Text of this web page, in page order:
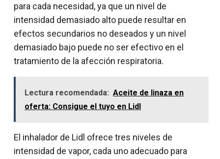
para cada necesidad, ya que un nivel de
intensidad demasiado alto puede resultar en
efectos secundarios no deseados y un nivel
demasiado bajo puede no ser efectivo en el
tratamiento de la afección respiratoria.
Lectura recomendada: Aceite de linaza en
oferta: Consigue el tuyo en Lidl
El inhalador de Lidl ofrece tres niveles de
intensidad de vapor, cada uno adecuado para